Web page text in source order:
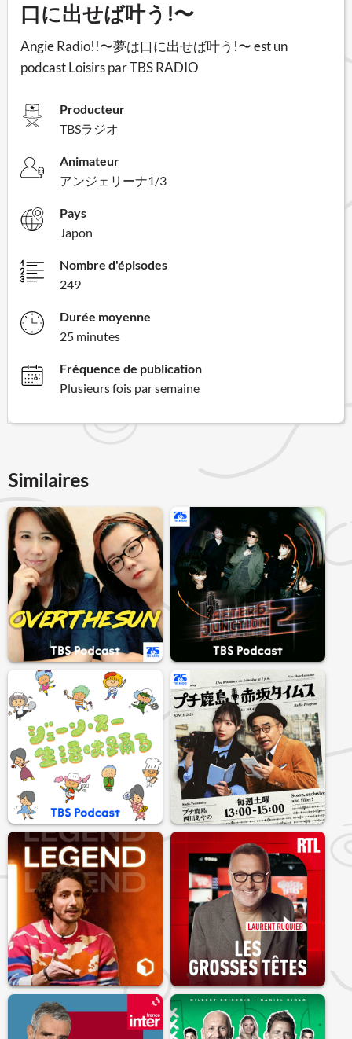
口に出せば叶う!〜
Angie Radio!!〜夢は口に出せば叶う!〜 est un
podcast Loisirs par TBS RADIO
Producteur
TBSラジオ
Animateur
アンジェリーナ1/3
Pays
Japon
Nombre d'épisodes
249
Durée moyenne
25 minutes
Fréquence de publication
Plusieurs fois par semaine
Similaires